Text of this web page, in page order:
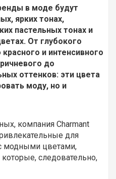
в моде будут
ярких тонах,
пастельных тонах и
От глубокого
и интенсивного
до
оттенков: эти цвета
моду, но и
компания Charmant
для
модными цветами,
следовательно,